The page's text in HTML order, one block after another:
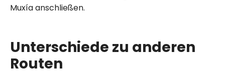
Muxía anschließen.
Unterschiede zu anderen
Routen